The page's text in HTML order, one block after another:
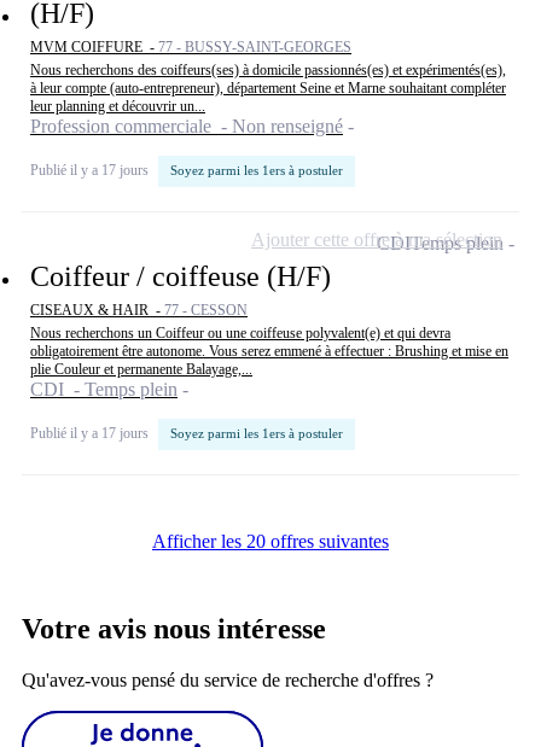
(H/F)
MVM COIFFURE - 77 - BUSSY-SAINT-GEORGES
Nous recherchons des coiffeurs(ses) à domicile passionnés(es) et expérimentés(es),
à leur compte (auto-entrepreneur), département Seine et Marne souhaitant compléter
leur planning et découvrir un...
Profession commerciale - Non renseigné
Publié il y a 17 jours Soyez parmi les 1ers à postuler
Coiffeur / coiffeuse (H/F)
CISEAUX & HAIR - 77 - CESSON
Nous recherchons un Coiffeur ou une coiffeuse polyvalent(e) et qui devra
obligatoirement être autonome. Vous serez emmené à effectuer : Brushing et mise en
plie Couleur et permanente Balayage,...
CDI - Temps plein
Publié il y a 17 jours Soyez parmi les 1ers à postuler
CDITemps plein
Ajouter cette offre à ma sélection
Afficher les 20 offres suivantes
Votre avis nous intéresse
Qu'avez-vous pensé du service de recherche d'offres ?